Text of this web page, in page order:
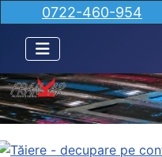
0722-460-954